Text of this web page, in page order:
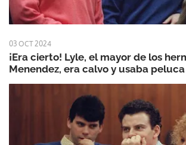
03 OCT 2024
¡Era cierto! Lyle, el mayor de los
Menendez, era calvo y usaba peluca